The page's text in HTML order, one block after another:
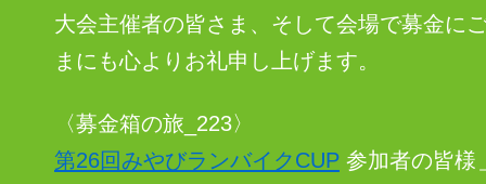
大会主催者の皆さま、そして会場で募金に
まにも心よりお礼申し上げます。
〈募金箱の旅_223〉
第26回みやびランバイクCUP 参加者の皆様